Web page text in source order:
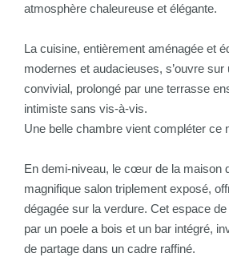
atmosphère chaleureuse et élégante.
La cuisine, entièrement aménagée et
modernes et audacieuses, s’ouvre sur
convivial, prolongé par une terrasse
intimiste sans vis-à-vis.
Une belle chambre vient compléter ce
En demi-niveau, le cœur de la maison
magnifique salon triplement exposé,
dégagée sur la verdure. Cet espace
par un poele a bois et un bar intégré,
de partage dans un cadre raffiné.